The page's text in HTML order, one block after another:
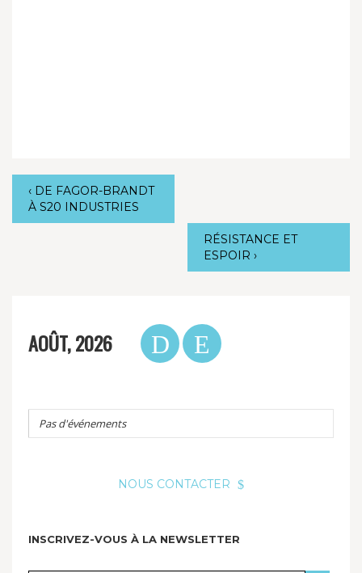
‹ DE FAGOR-BRANDT
À S20 INDUSTRIES
RÉSISTANCE ET
ESPOIR›
AOÛT, 2026
Pas d'événements
NOUS CONTACTER
INSCRIVEZ-VOUS À LA NEWSLETTER